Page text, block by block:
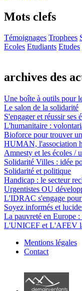
Mots clefs
Témoignages Trophees
Ecoles Etudiants Etudes
archives des
Une boîte à outils pour
Le salon de la solidarité
S'engager et réussir ses
L'humanitaire :
Bioforce pour trouver
HUMAN, l'association
Amnesty et les écoles /
Solidarité Villes : idée
Solidarité et politique
Handicap : le secteur
Urgentistes OU
L'IDRAC s'engage
Soyez informés et
La pauvreté en Europe
L'UNICEF et L'AFEV
Mentions légales
Contact